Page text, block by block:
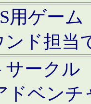
用ゲー
ド担当
サークル
ドベン